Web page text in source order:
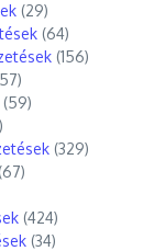
(29)
(64)
(156)
(59)
(329)
(424)
(34)